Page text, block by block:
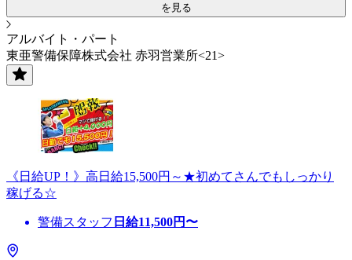
を見る
アルバイト・パート
東亜警備保障株式会社 赤羽営業所<21>
《日給UP！》高日給15,500円～★初めてさんでもしっかり
稼げる☆
警備スタッフ 日給11,500円〜